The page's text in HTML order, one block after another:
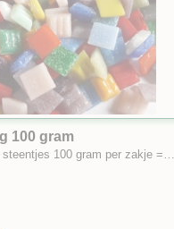
100 gram
100 gram per zakje =…